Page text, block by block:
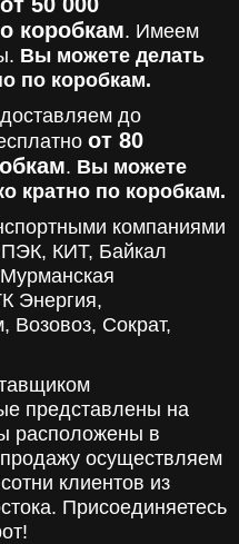
коробкам. Имеем
Вы можете делать
по коробкам.
до
от 80
. Вы можете
кратно по коробкам.
компаниями
КИТ, Байкал
Энергия,
Возовоз, Сократ,
представлены на
расположены в
осуществляем
клиентов из
Присоединяетесь